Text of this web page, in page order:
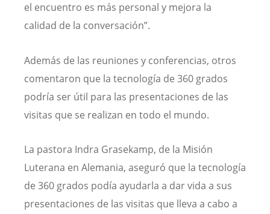
el encuentro es más personal y mejora la
calidad de la conversación”.
Además de las reuniones y conferencias, otros
comentaron que la tecnología de 360 grados
podría ser útil para las presentaciones de las
visitas que se realizan en todo el mundo.
La pastora Indra Grasekamp, de la Misión
Luterana en Alemania, aseguró que la tecnología
de 360 grados podía ayudarla a dar vida a sus
presentaciones de las visitas que lleva a cabo a